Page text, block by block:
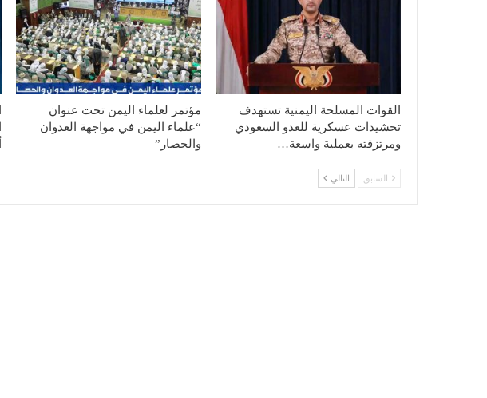
القوات المسلحة اليمنية تستهدف
تحشيدات عسكرية للعدو السعودي
ومرتزقته بعملية واسعة…
مؤتمر لعلماء اليمن تحت عنوان
“علماء اليمن في مواجهة العدوان
والحصار”
السابق التالي